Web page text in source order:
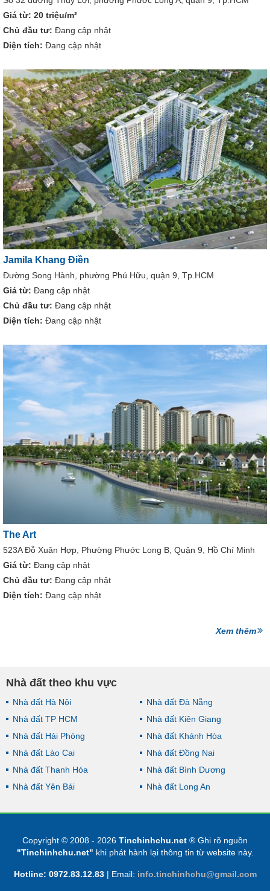
Giá từ: 20 triệu/m²
Chủ đầu tư: Đang cập nhật
Diện tích: Đang cập nhật
Jamila Khang Điền
Đường Song Hành, phường Phú Hữu, quận 9, Tp.HCM
Giá từ: Đang cập nhật
Chủ đầu tư: Đang cập nhật
Diện tích: Đang cập nhật
The Art
523A Đỗ Xuân Hợp, Phường Phước Long B, Quận 9, Hồ Chí Minh
Giá từ: Đang cập nhật
Chủ đầu tư: Đang cập nhật
Diện tích: Đang cập nhật
Xem thêm
Nhà đất theo khu vực
Nhà đất Hà Nội
Nhà đất TP HCM
Nhà đất Hải Phòng
Nhà đất Lào Cai
Nhà đất Thanh Hóa
Nhà đất Yên Bái
Nhà đất Đà Nẵng
Nhà đất Kiên Giang
Nhà đất Khánh Hòa
Nhà đất Đồng Nai
Nhà đất Bình Dương
Nhà đất Long An
Copyright © 2008 - 2026 Tinchinhchu.net ® Ghi rõ nguồn
"Tinchinhchu.net" khi phát hành lại thông tin từ website này.
Hotline: 0972.83.12.83| Email: info.tinchinhchu@gmail.com